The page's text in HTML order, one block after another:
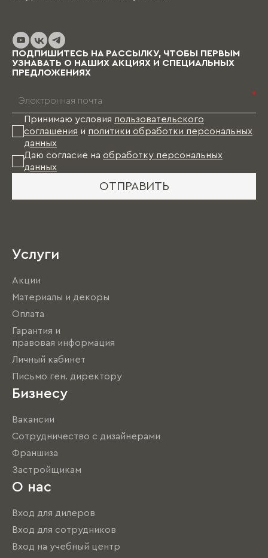
ПОДПИШИТЕСЬ НА РАССЫЛКУ, ЧТОБЫ ПЕРВЫМ
УЗНАВАТЬ О НАШИХ АКЦИЯХ И СПЕЦИАЛЬНЫХ
ПРЕДЛОЖЕНИЯХ
*
Принимаю условия пользовательского
соглашения и политики обработки персональных
данных
Даю согласие на обработку персональных
данных
ОТПРАВИТЬ
Услуги
Акции
Материалы и декоры
Оплата
Гарантия и
правовая информация
Личный кабинет
Письмо ген. директору
Бизнесу
Вакансии
Сотрудничество с дизайнерами
Франшиза
Застройщикам
О нас
Вход для дилеров
Вход для сотрудников
Вход на учебный центр